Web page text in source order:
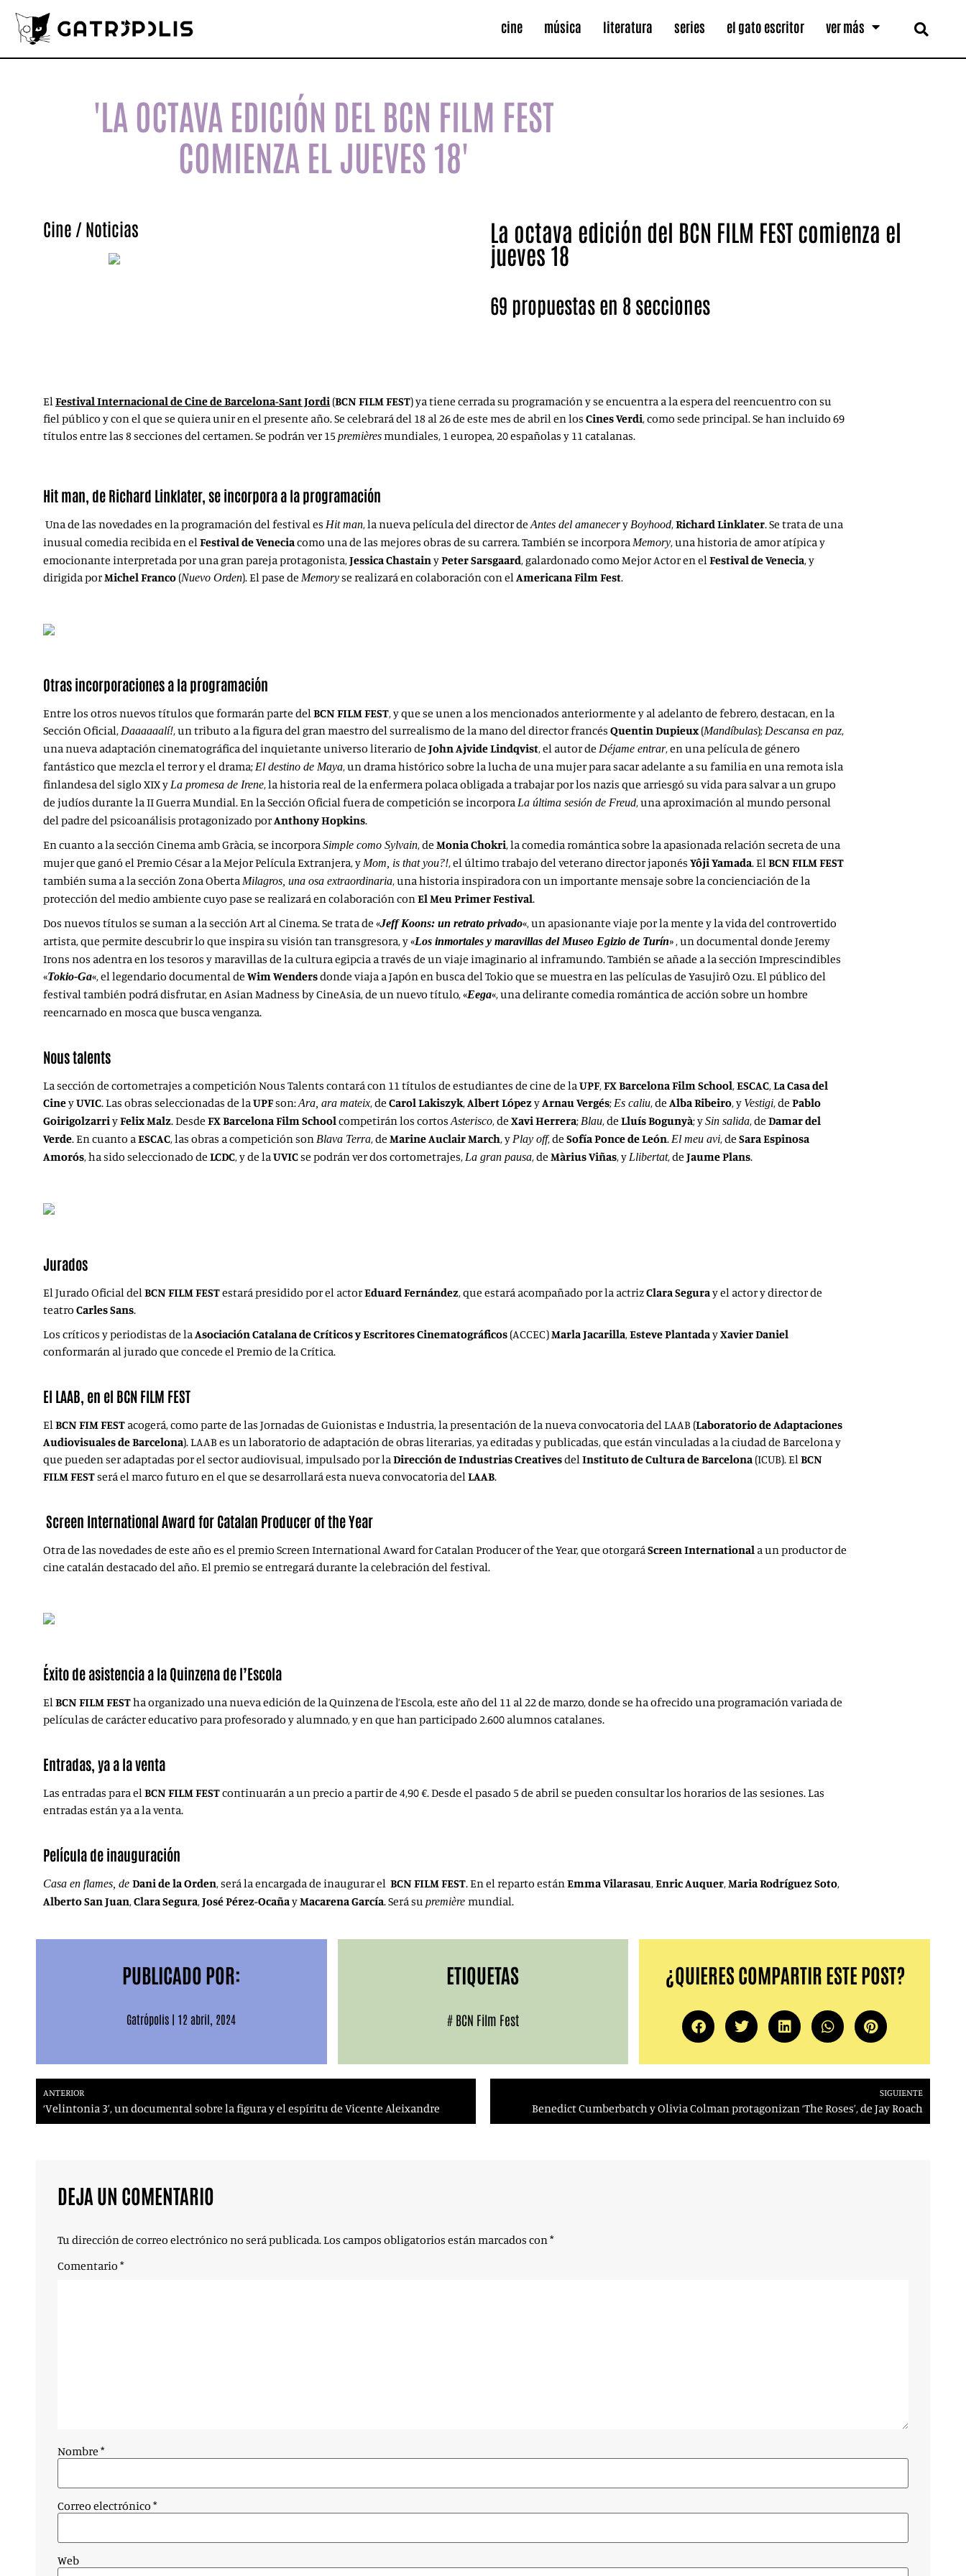
cine música literatura series el gato escritor ver más
'LA OCTAVA EDICIÓN DEL BCN FILM FEST
COMIENZA EL JUEVES 18'
Cine /Noticias La octava edición del BCN FILM FEST comienza el
jueves 18
69 propuestas en 8 secciones
ElFestival Internacional de Cine de Barcelona-Sant Jordi (BCN FILM FEST) ya tiene cerrada su programación y se encuentra a la espera del reencuentro con su
fiel público y con el que se quiera unir en el presente año. Se celebrará del 18 al 26 de este mes de abril en los Cines Verdi, como sede principal. Se han incluido 69
títulos entre las 8 secciones del certamen. Se podrán ver 15 premièresmundiales, 1 europea, 20 españolas y 11 catalanas.
Hit man, de Richard Linklater, se incorpora a la programación
Una de las novedades en la programación del festival es Hit man, la nueva película del director deAntes del amanecery Boyhood,Richard Linklater. Se trata de una
inusual comedia recibida en elFestival de Veneciacomo una de las mejores obras de su carrera. También se incorpora Memory, una historia de amor atípica y
emocionante interpretada por una gran pareja protagonista,Jessica ChastainyPeter Sarsgaard, galardonado como Mejor Actor en elFestival de Venecia, y
dirigida porMichel Franco (Nuevo Orden). El pase de Memoryse realizará en colaboración con elAmericana Film Fest.
Otras incorporaciones a la programación
Entre los otros nuevos títulos que formarán parte delBCN FILM FEST, y que se unen a los mencionados anteriormente y al adelanto de febrero, destacan, en la
Sección Oficial, Daaaaaalí!, un tributo a la figura del gran maestro del surrealismo de la mano del director francés Quentin Dupieux(Mandíbulas); Descansa en paz,
una nueva adaptación cinematográfica del inquietante universo literario de John Ajvide Lindqvist, el autor de Déjame entrar, en una película de género
fantástico que mezcla el terror y el drama; El destino de Maya, un drama histórico sobre la lucha de una mujer para sacar adelante a su familia en una remota isla
finlandesa del siglo XIX y La promesa de Irene, la historia real de la enfermera polaca obligada a trabajar por los nazis que arriesgó su vida para salvar a un grupo
de judíos durante la II Guerra Mundial. En la Sección Oficial fuera de competición se incorpora La última sesión de Freud, una aproximación al mundo personal
del padre del psicoanálisis protagonizado porAnthony Hopkins.
En cuanto a la sección Cinema amb Gràcia, se incorporaSimple como Sylvain, de Monia Chokri, la comedia romántica sobre la apasionada relación secreta de una
mujer que ganó el Premio César a la Mejor Película Extranjera, y Mom, is that you?!, el último trabajo del veterano director japonés Yôji Yamada. ElBCN FILM FEST
también suma a la sección Zona Oberta Milagros, una osa extraordinaria, una historia inspiradora con un importante mensaje sobre la concienciación de la
protección del medio ambiente cuyo pase se realizará en colaboración conEl Meu Primer Festival.
Dos nuevos títulos se suman a la sección Art al Cinema. Se trata de «Jeff Koons: un retrato privado«, un apasionante viaje por la mente y la vida del controvertido
artista, que permite descubrir lo que inspira su visión tan transgresora, y «Los inmortales y maravillas del Museo Egizio de Turín» , un documental donde Jeremy
Irons nos adentra en los tesoros y maravillas de la cultura egipcia a través de un viaje imaginario al inframundo. También se añade a la sección Imprescindibles
«Tokio-Ga«, el legendario documental deWim Wendersdonde viaja a Japón en busca del Tokio que se muestra en las películas de Yasujirô Ozu. El público del
festival también podrá disfrutar, en Asian Madness by CineAsia, de un nuevo título, «Eega«, una delirante comedia romántica de acción sobre un hombre
reencarnado en mosca que busca venganza.
Nous talents
La sección de cortometrajes a competición Nous Talents contará con 11 títulos de estudiantes de cine de laUPF,FX Barcelona Film School,ESCAC,La Casa del
CineyUVIC. Las obras seleccionadas de laUPFson:Ara, ara mateix, de Carol Lakiszyk,Albert LópezyArnau Vergés; Es caliu, deAlba Ribeiro, y Vestigi, de Pablo
GoirigolzarriyFelix Malz. Desde FX Barcelona Film Schoolcompetirán los cortosAsterisco, de Xavi Herrera; Blau, de Lluís Bogunyà; ySin salida, de Damar del
Verde. En cuanto aESCAC, las obras a competición son Blava Terra, de Marine Auclair March, y Play off, de Sofía Ponce de León. El meu avi, de Sara Espinosa
Amorós, ha sido seleccionado de LCDC, y de laUVICse podrán ver dos cortometrajes, La gran pausa, de Màrius Viñas, y Llibertat, de Jaume Plans.
Jurados
El Jurado Oficial delBCN FILM FESTestará presidido por el actorEduard Fernández, que estará acompañado por la actrizClara Seguray el actor y director de
teatro Carles Sans.
Los críticos y periodistas de laAsociación Catalana de Críticos y Escritores Cinematográficos (ACCEC)Marla Jacarilla,Esteve PlantadayXavier Daniel
conformarán al jurado que concede el Premio de la Crítica.
El LAAB, en el BCN FILM FEST
ElBCN FIM FEST acogerá, como parte de las Jornadas de Guionistas e Industria, la presentación de la nueva convocatoria del LAAB (Laboratorio de Adaptaciones
Audiovisuales de Barcelona). LAAB es un laboratorio de adaptación de obras literarias, ya editadas y publicadas, que están vinculadas a la ciudad de Barcelona y
que pueden ser adaptadas por el sector audiovisual, impulsado por laDirección de Industrias CreativesdelInstituto de Cultura de Barcelona (ICUB). ElBCN
FILM FESTserá el marco futuro en el que se desarrollará esta nueva convocatoria delLAAB.
Screen International Award for Catalan Producer of the Year
Otra de las novedades de este año es el premio Screen International Award for Catalan Producer of the Year, que otorgaráScreen International a un productor de
cine catalán destacado del año. El premio se entregará durante la celebración del festival.
Éxito de asistencia a la Quinzena de l’Escola
ElBCN FILM FESTha organizado una nueva edición de la Quinzena de l’Escola, este año del 11 al 22 de marzo, donde se ha ofrecido una programación variada de
películas de carácter educativo para profesorado y alumnado, y en que han participado 2.600 alumnos catalanes.
Entradas, ya a la venta
Las entradas para elBCN FILM FESTcontinuarán a un precio a partir de 4,90 €. Desde el pasado 5 de abril se pueden consultar los horarios de las sesiones. Las
entradas están ya a la venta.
Película de inauguración
Casa en flames, de Dani de la Orden, será la encargada de inaugurar el BCN FILM FEST. En el reparto estánEmma Vilarasau,Enric Auquer,Maria Rodríguez Soto,
Alberto San Juan,Clara Segura,José Pérez-OcañayMacarena García. Será supremière mundial.
PUBLICADO POR:
Gatrópolis | 12 abril, 2024
ETIQUETAS
# BCN Film Fest
¿QUIERES COMPARTIR ESTE POST?
ANTERIOR
‘Velintonia 3’, un documental sobre la figura y el espíritu de Vicente Aleixandre
SIGUIENTE
Benedict Cumberbatch y Olivia Colman protagonizan ‘The Roses’, de Jay Roach
DEJA UN COMENTARIO
Tu dirección de correo electrónico no será publicada.Los campos obligatorios están marcados con*
Comentario *
Nombre *
Correo electrónico *
Web